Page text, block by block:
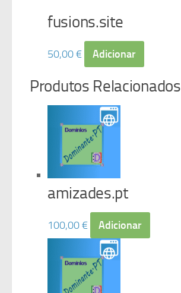
fusions.site
50,00€ Adicionar
Produtos Relacionados
amizades.pt
100,00€ Adicionar